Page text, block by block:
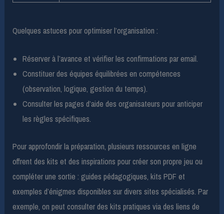
Quelques astuces pour optimiser l’organisation :
Réserver à l’avance et vérifier les confirmations par email.
Constituer des équipes équilibrées en compétences
(observation, logique, gestion du temps).
Consulter les pages d’aide des organisateurs pour anticiper
les règles spécifiques.
Pour approfondir la préparation, plusieurs ressources en ligne
offrent des kits et des inspirations pour créer son propre jeu ou
compléter une sortie : guides pédagogiques, kits PDF et
exemples d’énigmes disponibles sur divers sites spécialisés. Par
exemple, on peut consulter des kits pratiques via des liens de